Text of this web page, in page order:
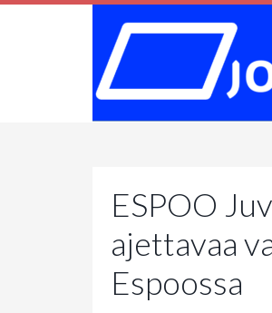
ESPOO
ajettavaa
Espoossa